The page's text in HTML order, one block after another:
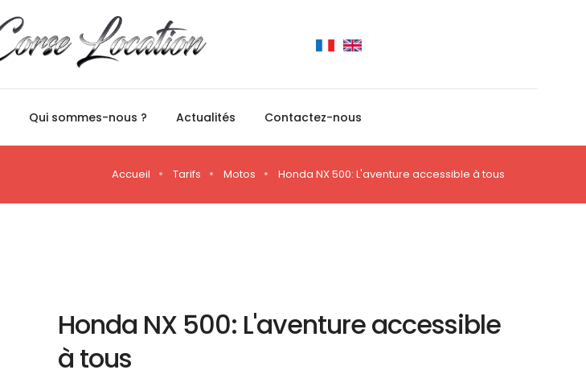
Qui sommes-nous ? Actualités Contactez-nous
Accueil Tarifs Motos Honda NX 500: L'aventure accessible à tous
Honda NX 500: L'aventure accessible
à tous